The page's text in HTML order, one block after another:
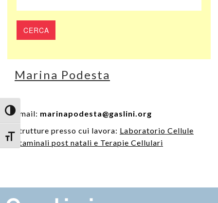
Attiva/disattiva alto contrasto
Attiva/disattiva dimensione testo
Marina Podesta
Email: marinapodesta@gaslini.org
Strutture presso cui lavora: Laboratorio Cellule
Staminali post natali e Terapie Cellulari